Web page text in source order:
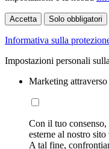
Accetta Solo obbligatori
Informativa sulla
Impostazioni personali
Marketing
Con il tuo
esterne al nostro
A tal fine,